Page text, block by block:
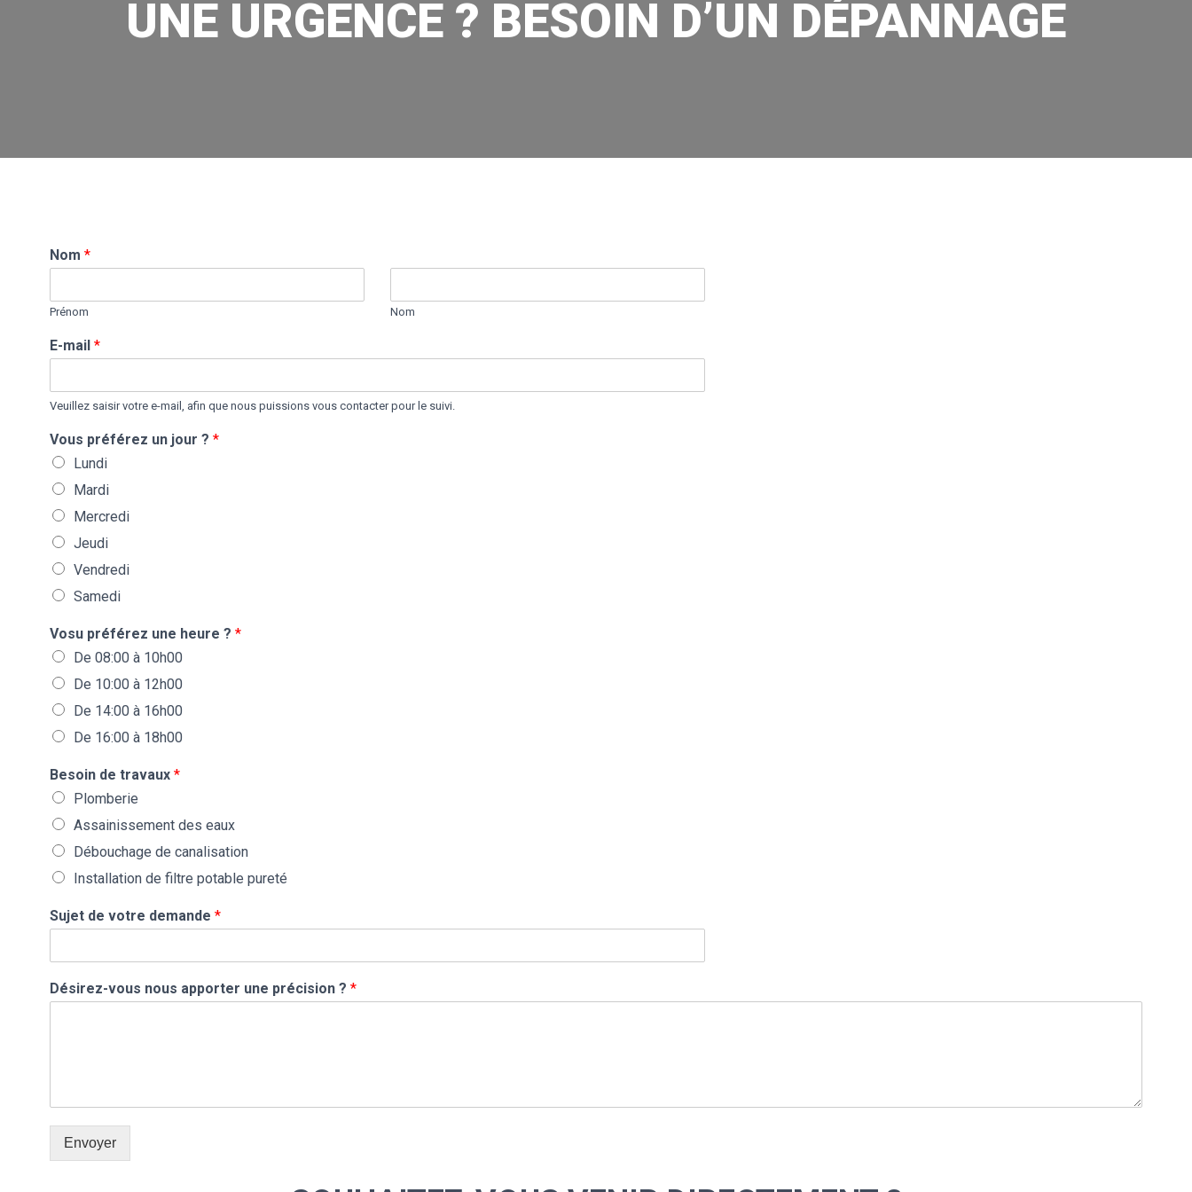
UNE URGENCE ? BESOIN D’UN DÉPANNAGE
Nom *
Prénom Nom
E-mail *
Veuillez saisir votre e-mail, afin que nous puissions vous contacter pour le suivi.
Vous préférez un jour ? *
Lundi
Mardi
Mercredi
Jeudi
Vendredi
Samedi
Vosu préférez une heure ? *
De 08:00 à 10h00
De 10:00 à 12h00
De 14:00 à 16h00
De 16:00 à 18h00
Besoin de travaux *
Plomberie
Assainissement des eaux
Débouchage de canalisation
Installation de filtre potable pureté
Sujet de votre demande *
Désirez-vous nous apporter une précision ? *
Envoyer